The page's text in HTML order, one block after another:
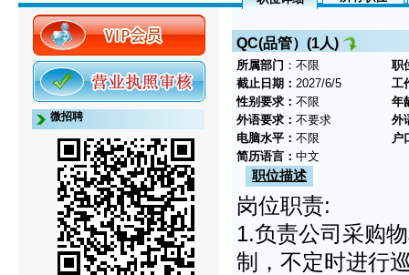
微招聘
QC(品管）(1人)
所属部门 ：不限
职
截止日期： 2027/6/5
工
性别要求： 不限
年
外语要求： 不要求
外
电脑水平： 不限
户
简历语言： 中文
职位描述
岗位职责:
1.负责公司采购
制，不定时进行